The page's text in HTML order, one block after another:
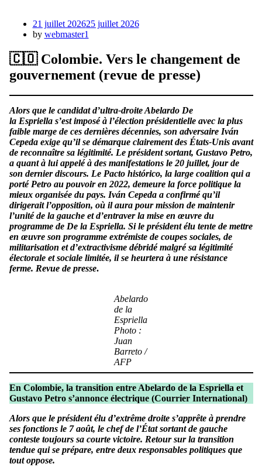
Posted
on
21 juillet 202625 juillet 2026
by webmaster1
🇨🇴 Colombie. Vers le changement de
gouvernement (revue de presse)
Alors que le candidat d’ultra-droite Abelardo De
la Espriella s’est imposé à l’élection présidentielle avec la plus
faible marge de ces dernières décennies, son adversaire Iván
Cepeda exige qu’il se démarque clairement des États-Unis avant
de reconnaître sa légitimité. Le président sortant, Gustavo Petro,
a quant à lui appelé à des manifestations le 20 juillet, jour de
son dernier discours. Le Pacto histórico, la large coalition qui a
porté Petro au pouvoir en 2022, demeure la force politique la
mieux organisée du pays. Iván Cepeda a confirmé qu’il
dirigerait l’opposition, où il aura pour mission de maintenir
l’unité de la gauche et d’entraver la mise en œuvre du
programme de De la Espriella. Si le président élu tente de mettre
en œuvre son programme extrémiste de coupes sociales, de
militarisation et d’extractivisme débridé malgré sa légitimité
électorale et sociale limitée, il se heurtera à une résistance
ferme. Revue de presse.
Abelardo
de la
Espriella
Photo :
Juan
Barreto /
AFP
En Colombie, la transition entre Abelardo de la Espriella et
Gustavo Petro s’annonce électrique (Courrier International)
Alors que le président élu d’extrême droite s’apprête à prendre
ses fonctions le 7 août, le chef de l’État sortant de gauche
conteste toujours sa courte victoire. Retour sur la transition
tendue qui se prépare, entre deux responsables politiques que
tout oppose.